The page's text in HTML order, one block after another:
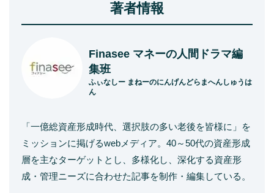
著者情報
Finasee マネーの人間ドラマ編
集班
ふぃなしー まねーのにんげんどらまへんしゅうは
ん
「一億総資産形成時代、選択肢の多い老後を皆様に」を
ミッションに掲げるwebメディア。40～50代の資産形成
層を主なターゲットとし、多様化し、深化する資産形
成・管理ニーズに合わせた記事を制作・編集している。